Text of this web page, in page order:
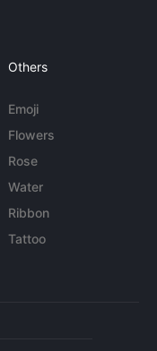
Others
Emoji
Flowers
Rose
Water
Ribbon
Tattoo